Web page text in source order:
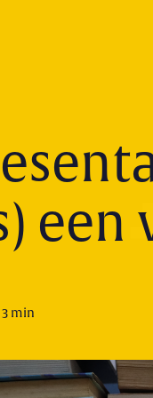
een
min